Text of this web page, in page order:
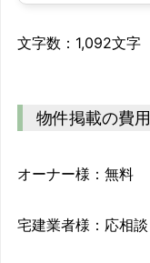
文字数：1,092文字
物件掲載の費用
オーナー様：無料
宅建業者様：応相談